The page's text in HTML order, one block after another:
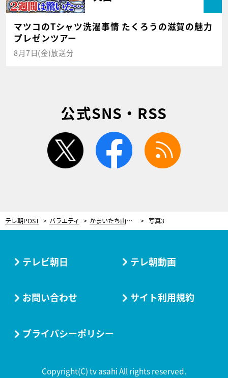
マツコのTシャツ洗濯事情 たくろうの滋賀の魅力
プレゼンツアー
8月7日(金)放送分
公式SNS・RSS
twitter facebook
テレ朝POST バラエティ かまいたち山内、ロケ中に“酒ガブ飲み”の先輩にツッコミ！「このあと、あのちゃんの番組に出るんでしょ？」 写真3
テレビ朝日 テレ朝動画
お問い合わせ サイト利用規約
プライバシーポリシー
Copyright(C) tv asahi All rights reserved.